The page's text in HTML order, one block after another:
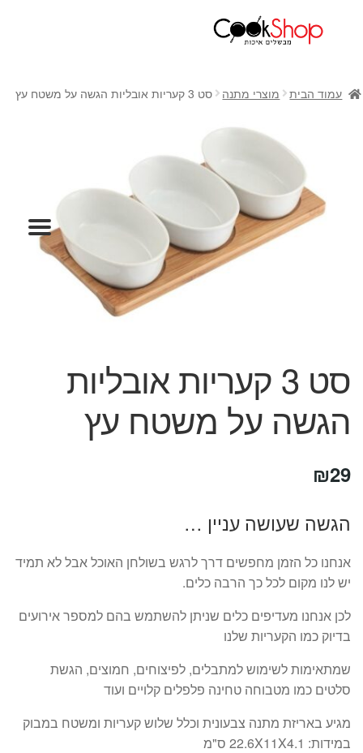
חנות
מחבתות
כלי הגשה ואירוח
מוצרי חשמל למטבח
גאדג'טס וכלי מטבח
אחסון למטבח
המותגים שלנו
חגים
מתנות לחנוכת בית
מאמרים
תשלום
עמוד הבית מוצרי מתנה סט 3 קעריות אובליות הגשה על משטח עץ
סט 3 קעריות אובליות
הגשה על משטח עץ
₪29
הגשה שעושה עניין …
אנחנו כל הזמן מחפשים דרך לרגש בשולחן האוכל אבל לא תמיד
יש לנו מקום לכל כך הרבה כלים.
לכן אנחנו מעדיפים כלים שניתן להשתמש בהם למספר אירועים
בדיוק כמו הקעריות שלנו
שמתאימות לשימוש למתבלים, לפיצוחים, חמוצים, הגשת
סלטים כמו מטבוחה טחינה פלפלים קלויים ועוד
מגיע באריזת מתנה צבעונית וכלל שלוש קעריות ומשטח במבוק
במידות: 22.6X11X4.1 ס"מ